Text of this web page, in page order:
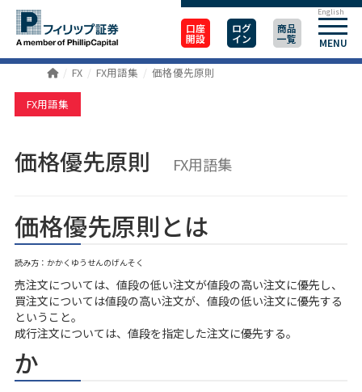
口座
開設
ログ
イン
商品
一覧 MENU
English
FX FX用語集 価格優先原則
FX用語集
価格優先原則 FX用語集
価格優先原則とは
読み方：かかくゆうせんのげんそく
売注文については、値段の低い注文が値段の高い注文に優先し、
買注文については値段の高い注文が、値段の低い注文に優先する
ということ。
成行注文については、値段を指定した注文に優先する。
か